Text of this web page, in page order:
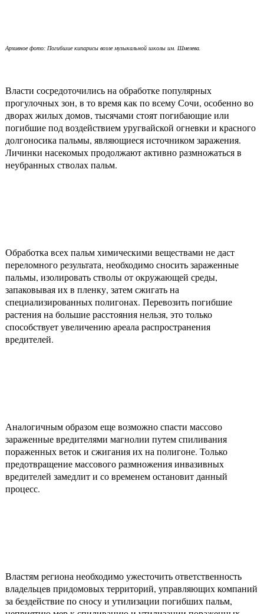
Архивное фото: Погибшие кипарисы возле музыкальной школы им. Шмелева.
Власти сосредоточились на обработке популярных
прогулочных зон, в то время как по всему Сочи, особенно во
дворах жилых домов, тысячами стоят погибающие или
погибшие под воздействием уругвайской огневки и красного
долгоносика пальмы, являющиеся источником заражения.
Личинки насекомых продолжают активно размножаться в
неубранных стволах пальм.
Обработка всех пальм химическими веществами не даст
переломного результата, необходимо сносить зараженные
пальмы, изолировать стволы от окружающей среды,
запаковывая их в пленку, затем сжигать на
специализированных полигонах. Перевозить погибшие
растения на большие расстояния нельзя, это только
способствует увеличению ареала распространения
вредителей.
Аналогичным образом еще возможно спасти массово
зараженные вредителями магнолии путем спиливания
пораженных веток и сжигания их на полигоне. Только
предотвращение массового размножения инвазивных
вредителей замедлит и со временем остановит данный
процесс.
Властям региона необходимо ужесточить ответственность
владельцев придомовых территорий, управляющих компаний
за бездействие по сносу и утилизации погибших пальм,